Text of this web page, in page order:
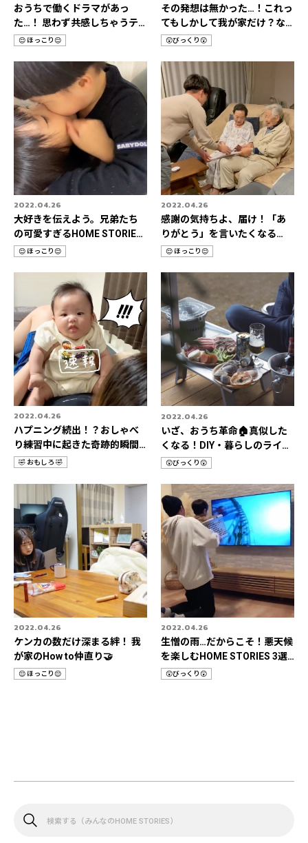
おうちで働くドラマがあっ
た…！ 思わず共感しちゃうテ
レワーク3選👨‍💻
カ
テ
リ
😌 ほっこり😌
その発想は無かった…！これっ
てもしかして我が家だけ？な
HOME STORIES 3選🚀
カ
テ
ゴ
リ
😲びっくり😲
2022.04.26
大好きを伝えよう。兄弟たち
の可愛すぎるHOME STORIES
📹
カ
テ
😌 ほっこり😌
2022.04.26
感謝の気持ちよ、届け！「あ
りがとう」を言いたくなる
HOME STORIES 3選
カ
テ
ゴ
リ
😌 ほっこり😌
2022.04.26
ハプニング続出！？おしゃべ
り練習中に起きた奇跡的瞬間3
選📹
カ
テ
リ
🤣 おもしろ 🤣
2022.04.26
いざ、おうち革命🏠真似した
くなる！DIY・暮らしのライフ
ハック📹
カ
テ
ゴ
リ
😲びっくり😲
2022.04.26
ケンカの数だけ深まる絆！ 我
が家のHow to仲直り🤝
カ😌 ほっこり😌
2022.04.26
生憎の雨…だからこそ！悪天候
を楽しむHOME STORIES 3選
📹
カ😲びっくり😲